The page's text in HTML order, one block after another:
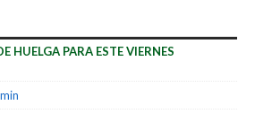
HUELGA PARA ESTE VIERNES